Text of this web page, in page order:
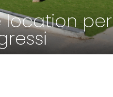
location per